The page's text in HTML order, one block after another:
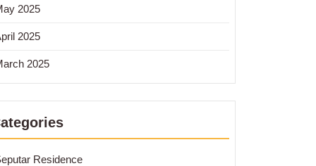
2025
2025
2025
Residence